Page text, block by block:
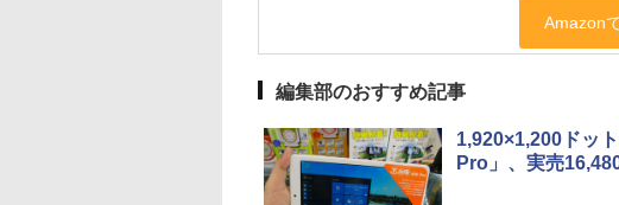
編集部のおすすめ記事
1,920×1,200ドッ
Pro」、実売